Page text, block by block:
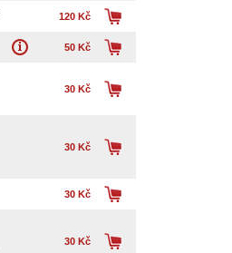
120 Kč
50 Kč
30 Kč
30 Kč
30 Kč
30 Kč